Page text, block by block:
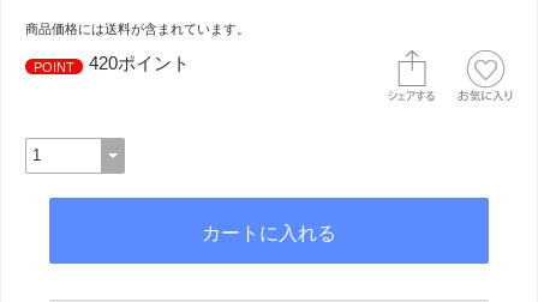
商品価格には送料が含まれています。
POINT 420ポイント